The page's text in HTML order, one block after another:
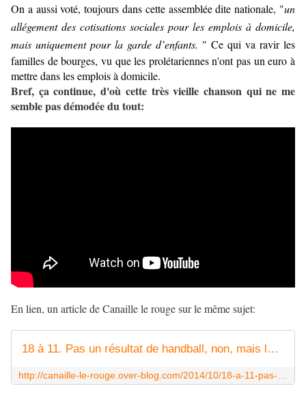
On a aussi voté, toujours dans cette assemblée dite nationale, "un
allégement des cotisations sociales pour les emplois à domicile,
mais uniquement pour la garde d’enfants. " Ce qui va ravir les
familles de bourges, vu que les prolétariennes n'ont pas un euro à
mettre dans les emplois à domicile.
Bref, ça continue, d'où cette très vieille chanson qui ne me
semble pas démodée du tout:
En lien, un article de Canaille le rouge sur le même sujet:
18 à 11. Pas un résultat de handball, non, mais le - Le c@rnet de Canaille le Rouge